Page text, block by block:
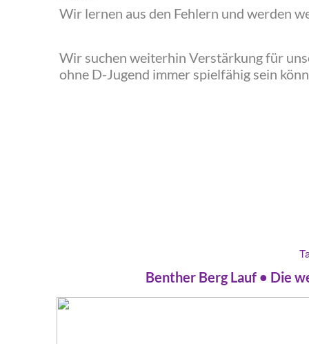
‍Wir lernen aus den Fehlern und werden
‍Wir suchen weiterhin Verstärkung für
ohne D-Jugend immer spielfähig sein
‍Benther Berg Lauf • Die